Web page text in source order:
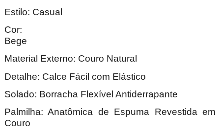
Estilo: Casual
Cor:
Material Externo: Couro Natural
Detalhe: Calce Fácil com Elástico
Solado: Borracha Flexível Antiderrapante
Palmilha: Anatômica de Espuma Revestida em
Couro